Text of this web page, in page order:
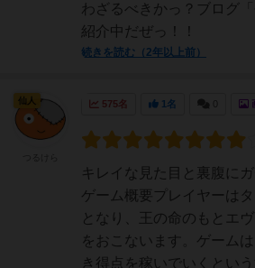
わざるべきかっ？ブログ
紹介中だぜっ！！
続きを読む（2年以上前）
575名 1名
キレイな見た目と裏腹に
ゲーム概要プレイヤーは
となり、王の命のもとエ
をおこないます。ゲーム
き得点を稼いでいくとい
仙人